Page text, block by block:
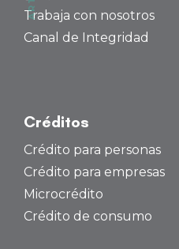
Trabaja con nosotros
Canal de Integridad
Créditos
Crédito para personas
Crédito para empresas
Microcrédito
Crédito de consumo